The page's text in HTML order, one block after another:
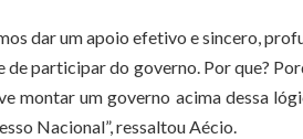
dar um apoio efetivo e sincero,
de participar do governo. Por que?
montar um governo acima dessa
Nacional”, ressaltou Aécio.